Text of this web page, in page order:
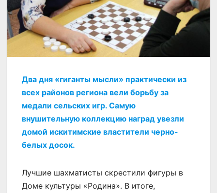
Два дня «гиганты мысли» практически из
всех районов региона вели борьбу за
медали сельских игр. Самую
внушительную коллекцию наград увезли
домой искитимские властители черно-
белых досок.
Лучшие шахматисты скрестили фигуры в
Доме культуры «Родина». В итоге,